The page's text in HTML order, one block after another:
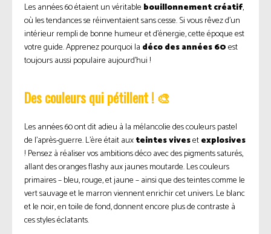
Les années 60 étaient un véritable bouillonnement créatif,
où les tendances se réinventaient sans cesse. Si vous rêvez d’un
intérieur rempli de bonne humeur et d’énergie, cette époque est
votre guide. Apprenez pourquoi la déco des années 60est
toujours aussi populaire aujourd’hui !
Des couleurs qui pétillent ! 🎨
Les années 60 ont dit adieu à la mélancolie des couleurs pastel
de l’après-guerre. L’ère était auxteintes vivesetexplosives
! Pensez à réaliser vos ambitions déco avec des pigments saturés,
allant des oranges flashy aux jaunes moutarde. Les couleurs
primaires – bleu, rouge, et jaune – ainsi que des teintes comme le
vert sauvage et le marron viennent enrichir cet univers. Le blanc
et le noir, en toile de fond, donnent encore plus de contraste à
ces styles éclatants.